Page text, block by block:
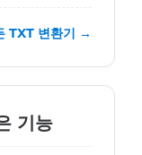
TXT 변환기 →
기능